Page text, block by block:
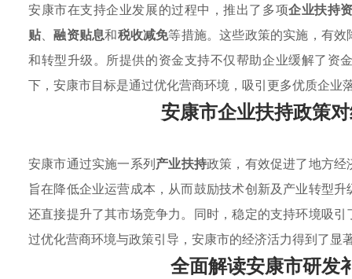
安康市在支持企业发展的过程中，推出了多项企业扶持
贴、融资贴息和税收减免等措施。这些政策的实施，有
和转型升级。所提供的资金支持不仅帮助企业缓解了资
下，安康市目标是通过优化营商环境，吸引更多优质企业
安康市企业扶持政策
安康市通过实施一系列产业扶持政策，有效促进了地方
旨在降低企业运营成本，从而鼓励技术创新及产业转型升
还直接提升了其市场竞争力。同时，稳定的支持环境吸
过优化营商环境与政策引导，安康市的经济活力得到了
全面解读安康市研发